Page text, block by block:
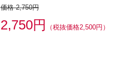
価格 2,750円
2,750円 （税抜価格2,500円）